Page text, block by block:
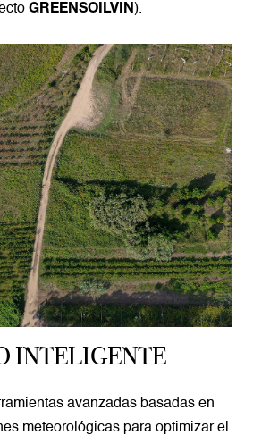
GREENSOILVIN).
INTELIGENTE
avanzadas basadas en
meteorológicas para optimizar el